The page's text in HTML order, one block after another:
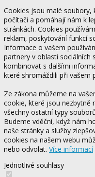
Cookies jsou malé soubory,
počítači a pomáhají nám k
stránkách. Cookies
reklam, poskytování funkcí
Informace o vašem
partnery v oblasti sociálních
kombinovat s dalšími
které shromáždili při vašem
Ze zákona můžeme na
cookie, které jsou nezbytně
všechny ostatní typy
Budeme vděční, když nám
naše stránky a služby
cookies na našem webu
nebo odvolat. Více informací
Jednotlivé souhlasy